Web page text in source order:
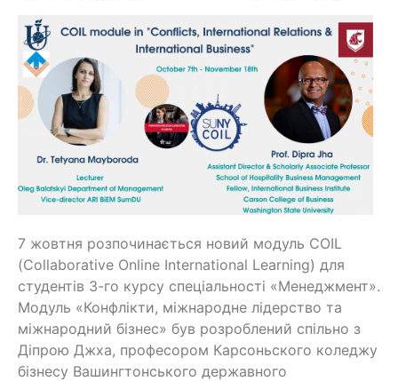
7 жовтня розпочинається новий модуль COIL
(Collaborative Online International Learning) для
студентів 3-го курсу спеціальності «Менеджмент».
Модуль «Конфлікти, міжнародне лідерство та
міжнародний бізнес» був розроблений спільно з
Діпрою Джха, професором Карсоньского коледжу
бізнесу Вашингтонського державного